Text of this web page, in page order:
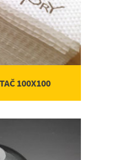
100X100